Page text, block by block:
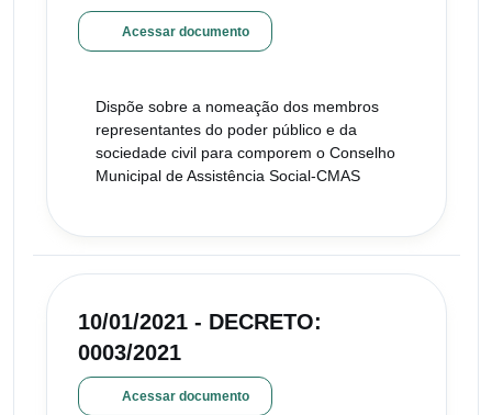
Acessar documento
Dispõe sobre a nomeação dos membros
representantes do poder público e da
sociedade civil para comporem o Conselho
Municipal de Assistência Social-CMAS
10/01/2021 - DECRETO:
0003/2021
Acessar documento